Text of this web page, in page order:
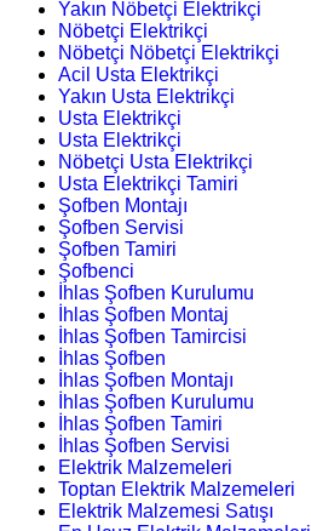
Yakın Nöbetçi Elektrikçi
Nöbetçi Elektrikçi
Nöbetçi Nöbetçi Elektrikçi
Acil Usta Elektrikçi
Yakın Usta Elektrikçi
Usta Elektrikçi
Usta Elektrikçi
Nöbetçi Usta Elektrikçi
Usta Elektrikçi Tamiri
Şofben Montajı
Şofben Servisi
Şofben Tamiri
Şofbenci
İhlas Şofben Kurulumu
İhlas Şofben Montaj
İhlas Şofben Tamircisi
İhlas Şofben
İhlas Şofben Montajı
İhlas Şofben Kurulumu
İhlas Şofben Tamiri
İhlas Şofben Servisi
Elektrik Malzemeleri
Toptan Elektrik Malzemeleri
Elektrik Malzemesi Satışı